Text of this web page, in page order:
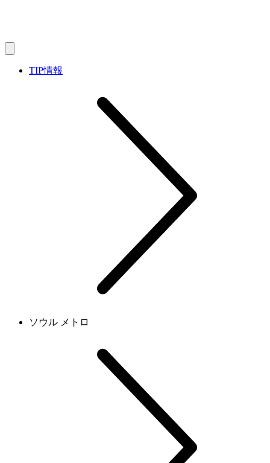
TIP情報
ソウル メトロ